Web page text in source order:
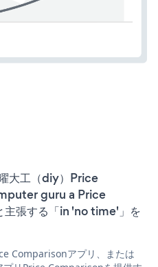
大工（diy）Price
guru a Price
張する「in 'no time'」を
Comparisonアプリ、または